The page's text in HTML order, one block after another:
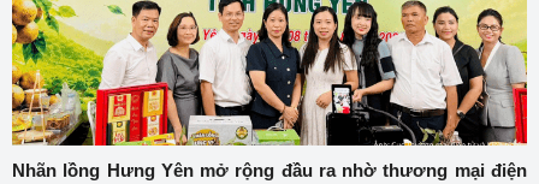
Nhãn lồng Hưng Yên mở rộng đầu ra nhờ thương mại điện